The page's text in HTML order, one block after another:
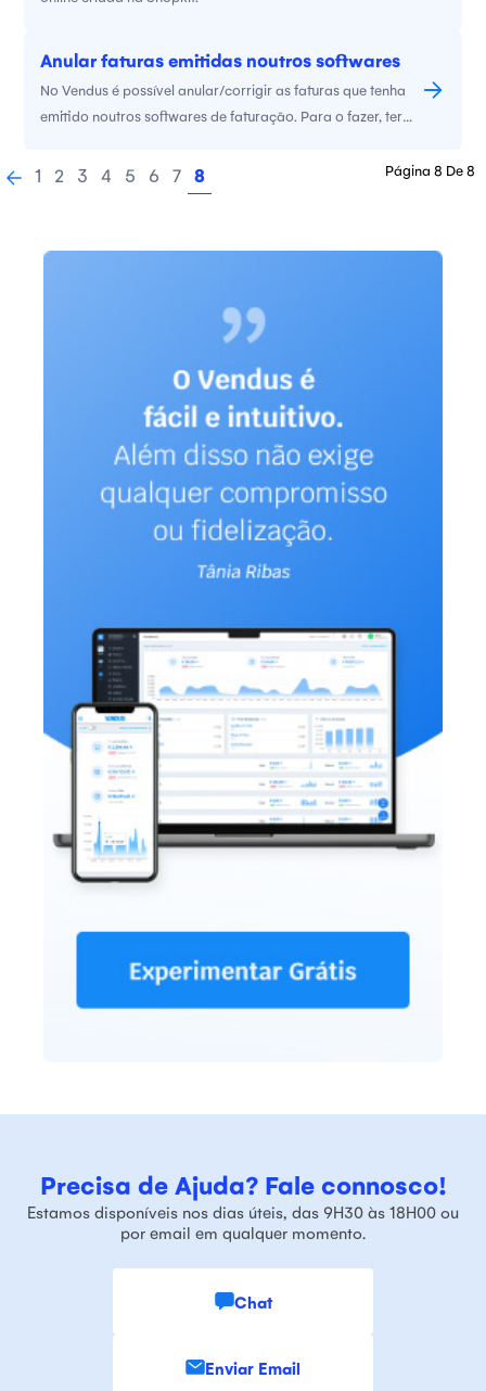
Anular faturas emitidas noutros softwares
No Vendus é possível anular/corrigir as faturas que tenha
emitido noutros softwares de faturação. Para o fazer, terá
1 2 3 4 5 6 7 8 Página 8 De 8
Precisa de Ajuda? Fale connosco!
Estamos disponíveis nos dias úteis, das 9H30 às 18H00 ou
por email em qualquer momento.
Chat
Enviar Email